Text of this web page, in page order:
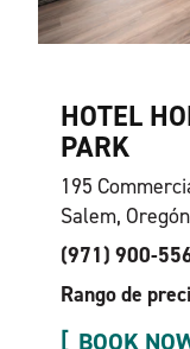
HOTEL
PARK
195
Salem,
(971) 900-
Rango de
BOOK